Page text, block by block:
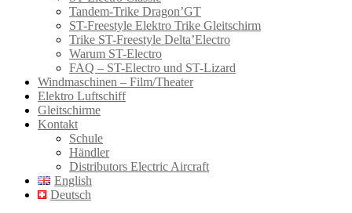
Tandem-Trike Dragon’GT
ST-Freestyle Elektro Trike Gleitschirm
Trike ST-Freestyle Delta’Electro
Warum ST-Electro
FAQ – ST-Electro und ST-Lizard
Windmaschinen – Film/Theater
Elektro Luftschiff
Gleitschirme
Kontakt
Schule
Händler
Distributors Electric Aircraft
English
Deutsch